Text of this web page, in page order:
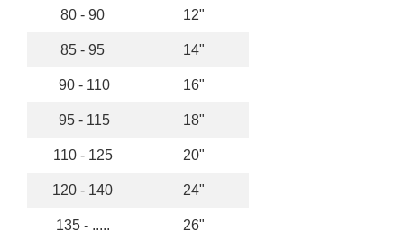
Piese tije sa
Tubeless și soluții anti-pană
Amortizoare spate
80 - 90 12"
85 - 95 14"
90 - 110 16"
95 - 115 18"
110 - 125 20"
120 - 140 24"
135 - ..... 26"